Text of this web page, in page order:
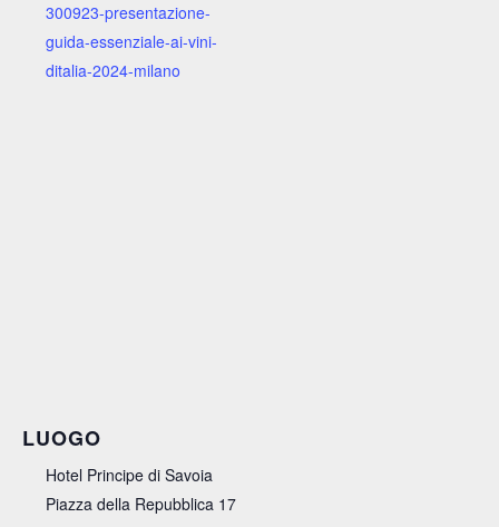
300923-presentazione-
guida-essenziale-ai-vini-
ditalia-2024-milano
LUOGO
Hotel Principe di Savoia
Piazza della Repubblica 17